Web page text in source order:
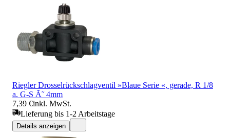
Riegler Drosselrückschlagventil »Blaue Serie «, gerade, R 1/8
a. G-S Ã˜ 4mm
7,39 €inkl. MwSt.
Lieferung bis 1-2 Arbeitstage
Details anzeigen